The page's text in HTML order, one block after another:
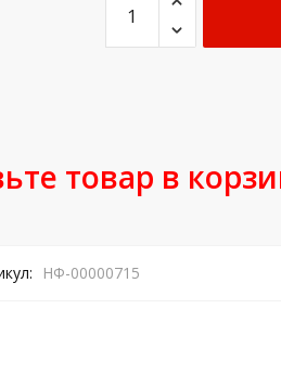
товар в
НФ-00000715